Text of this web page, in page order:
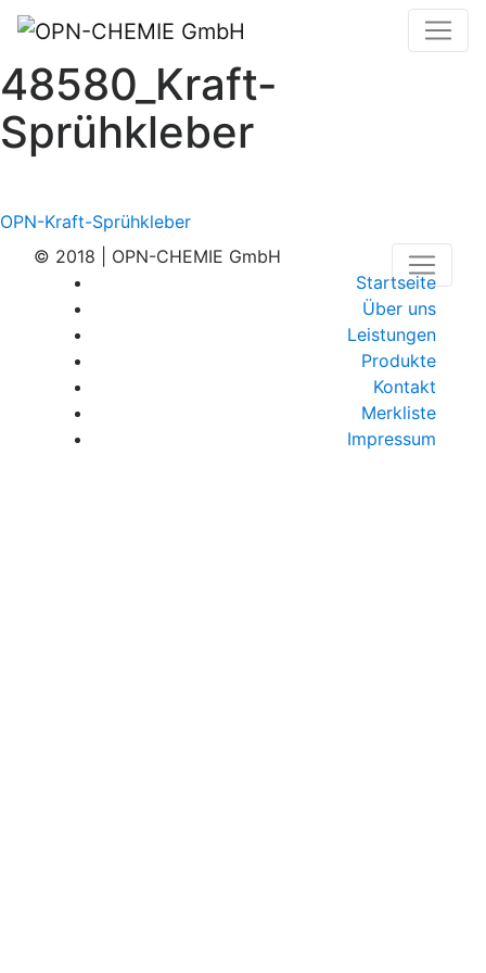
48580_Kraft-
Sprühkleber
Beitragsnavigation
OPN-Kraft-Sprühkleber
© 2018 | OPN-CHEMIE GmbH
Startseite
Über uns
Leistungen
Produkte
Kontakt
Merkliste
Impressum